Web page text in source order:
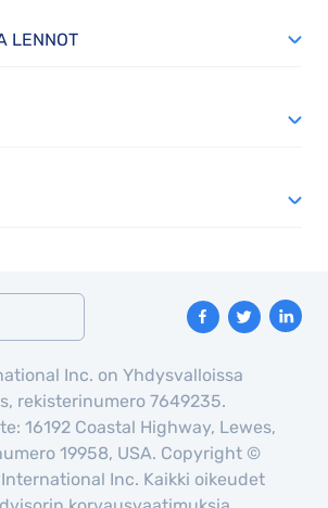
LENNOT
Inc. on Yhdysvalloissa
rekisterinumero 7649235.
16192 Coastal Highway, Lewes,
19958, USA. Copyright ©
Inc. Kaikki oikeudet